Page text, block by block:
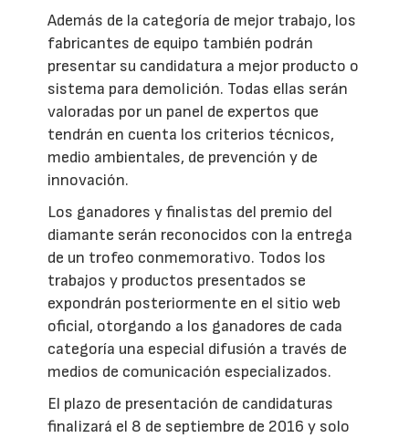
Además de la categoría de mejor trabajo, los
fabricantes de equipo también podrán
presentar su candidatura a mejor producto o
sistema para demolición. Todas ellas serán
valoradas por un panel de expertos que
tendrán en cuenta los criterios técnicos,
medio ambientales, de prevención y de
innovación.
Los ganadores y finalistas del premio del
diamante serán reconocidos con la entrega
de un trofeo conmemorativo. Todos los
trabajos y productos presentados se
expondrán posteriormente en el sitio web
oficial, otorgando a los ganadores de cada
categoría una especial difusión a través de
medios de comunicación especializados.
El plazo de presentación de candidaturas
finalizará el 8 de septiembre de 2016 y solo